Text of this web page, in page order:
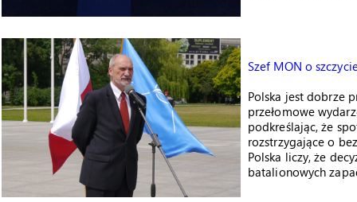
Szef MON o
Polska jest dobrze
przełomowe
podkreślając, że
rozstrzygające o
Polska liczy, że
batalionowych